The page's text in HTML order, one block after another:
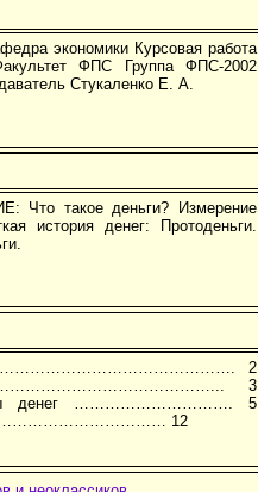
экономики Курсовая работа
ФПС Группа ФПС-2002
Стукаленко Е. А.
такое деньги? Измерение
история денег: Протоденьги.
2
3
денег …………………………. 5
……………………………… 12